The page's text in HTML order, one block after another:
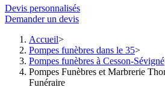
Devis personnalisés
Demander un devis
Accueil
Pompes funèbres dans le 35
Pompes funèbres à Cesson-Sévigné
Pompes Funèbres et Marbrerie
Funéraire